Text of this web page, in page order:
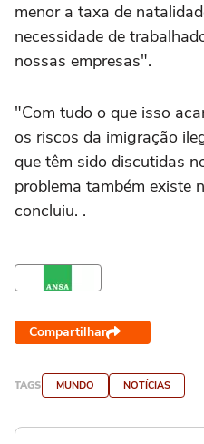
menor a taxa de
necessidade de
nossas empresas".
"Com tudo o que isso
os riscos da imigração
que têm sido discutidas
problema também existe
concluiu. .
Compartilhar
TAGS MUNDO NOTÍCIAS